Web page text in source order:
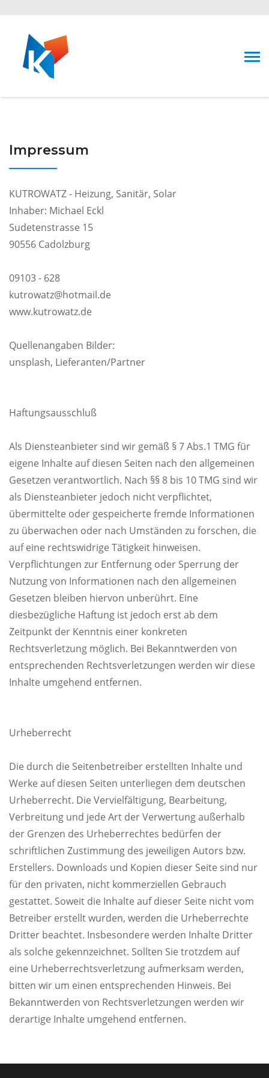
Impressum
KUTROWATZ - Heizung, Sanitär, Solar
Inhaber: Michael Eckl
Sudetenstrasse 15
90556 Cadolzburg
09103 - 628
kutrowatz@hotmail.de
www.kutrowatz.de
Quellenangaben Bilder:
unsplash, Lieferanten/Partner
Haftungsausschluß
Als Diensteanbieter sind wir gemäß § 7 Abs.1 TMG für
eigene Inhalte auf diesen Seiten nach den allgemeinen
Gesetzen verantwortlich. Nach §§ 8 bis 10 TMG sind wir
als Diensteanbieter jedoch nicht verpflichtet,
übermittelte oder gespeicherte fremde Informationen
zu überwachen oder nach Umständen zu forschen, die
auf eine rechtswidrige Tätigkeit hinweisen.
Verpflichtungen zur Entfernung oder Sperrung der
Nutzung von Informationen nach den allgemeinen
Gesetzen bleiben hiervon unberührt. Eine
diesbezügliche Haftung ist jedoch erst ab dem
Zeitpunkt der Kenntnis einer konkreten
Rechtsverletzung möglich. Bei Bekanntwerden von
entsprechenden Rechtsverletzungen werden wir diese
Inhalte umgehend entfernen.
Urheberrecht
Die durch die Seitenbetreiber erstellten Inhalte und
Werke auf diesen Seiten unterliegen dem deutschen
Urheberrecht. Die Vervielfältigung, Bearbeitung,
Verbreitung und jede Art der Verwertung außerhalb
der Grenzen des Urheberrechtes bedürfen der
schriftlichen Zustimmung des jeweiligen Autors bzw.
Erstellers. Downloads und Kopien dieser Seite sind nur
für den privaten, nicht kommerziellen Gebrauch
gestattet. Soweit die Inhalte auf dieser Seite nicht vom
Betreiber erstellt wurden, werden die Urheberrechte
Dritter beachtet. Insbesondere werden Inhalte Dritter
als solche gekennzeichnet. Sollten Sie trotzdem auf
eine Urheberrechtsverletzung aufmerksam werden,
bitten wir um einen entsprechenden Hinweis. Bei
Bekanntwerden von Rechtsverletzungen werden wir
derartige Inhalte umgehend entfernen.